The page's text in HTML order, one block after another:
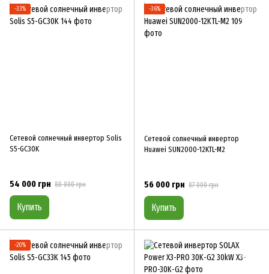
−33%
Сетевой солнечный инвертор Solis
S5-GC30K
54 000 грн 80 000 грн
Купить
−36%
Сетевой солнечный инвертор
Huawei SUN2000-12KTL-M2
56 000 грн 87 000 грн
Купить
−20%